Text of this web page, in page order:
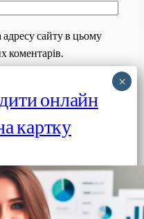
адресу сайту в цьому
коментарів.
Завантажити
онлайн
картку